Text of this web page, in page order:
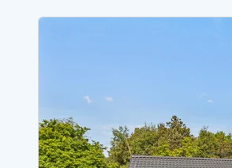
Nybyggede sommerhuse
Sommerhuse med spa
Sommerhuse med fredagsskift
Sommerhuse med plads til fangsten